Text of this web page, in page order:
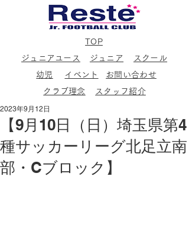
TOP
ジュニアユース
ジュニア
スクール
幼児
イベント
お問い合わせ
クラブ理念
スタッフ紹介
【9月10日（日）埼玉県第4
種サッカーリーグ北足立南
部・Cブロック】
2023年9月12日